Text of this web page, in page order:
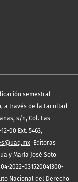
semestral
a través de la Facultad
s/n, Col. Las
00 Ext. 5463,
Editoras
y María José Soto
2022-031520041300-
Nacional del Derecho